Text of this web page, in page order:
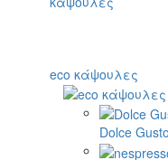
eco κάψουλες
Dolce